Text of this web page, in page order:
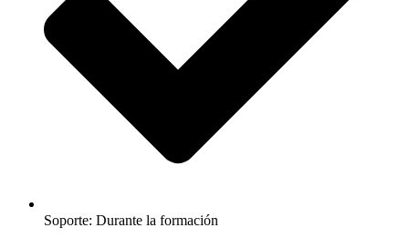
Soporte: Durante la formación